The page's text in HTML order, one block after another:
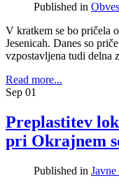
Published in
V kratkem se bo pričela
Jesenicah. Danes so
vzpostavljena tudi delna
Read more...
Sep 01
Preplastitev
pri Okrajnem
Published in